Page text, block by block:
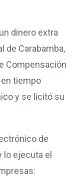
dinero extra
de Carabamba,
Compensación
tiempo
y se licitó su
de
lo ejecuta el